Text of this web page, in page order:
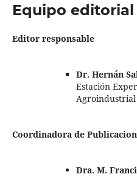
Equipo editorial
Editor responsable
Dr. Hernán
Estación
Agroindustrial
Coordinadora de
Dra. M.